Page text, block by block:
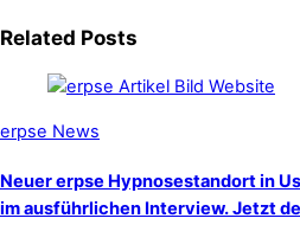
Related Posts
erpse News
Neuer erpse Hypnosestandort in
im ausführlichen Interview. Jetzt